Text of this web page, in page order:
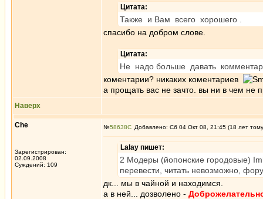
Цитата:
Также и Вам всего хорошего .
спасибо на добром слове.
Цитата:
Не надо больше давать
коментарии? никаких коментариев
а прощать вас не зачто. вы ни в чем не
Наверх
Che
Зарегистрирован:
02.09.2008
Суждений: 109
№58638 Добавлено: Сб 04 Окт 08, 21:45 (18 лет
Lalay пишет:
2 Модеры (йопонские городовые)
перевести, читать невозможно,
дк... мы в чайной и находимся.
а в ней... дозволено -